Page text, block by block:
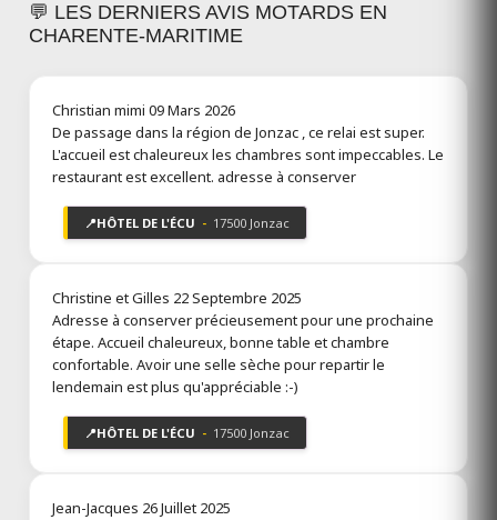
💬 LES DERNIERS AVIS MOTARDS EN
CHARENTE-MARITIME
Christian mimi 09 Mars 2026
De passage dans la région de Jonzac , ce relai est super.
L'accueil est chaleureux les chambres sont impeccables. Le
restaurant est excellent. adresse à conserver
📍HÔTEL DE L'ÉCU - 17500 Jonzac
Christine et Gilles 22 Septembre 2025
Adresse à conserver précieusement pour une prochaine
étape. Accueil chaleureux, bonne table et chambre
confortable. Avoir une selle sèche pour repartir le
lendemain est plus qu'appréciable :-)
📍HÔTEL DE L'ÉCU - 17500 Jonzac
Jean-Jacques 26 Juillet 2025